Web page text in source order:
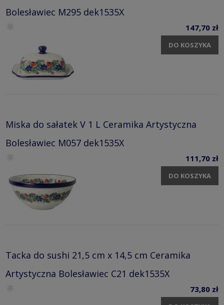
Bolesławiec M295 dek1535X
147,70 zł
DO KOSZYKA
Miska do sałatek V 1 L Ceramika Artystyczna
Bolesławiec M057 dek1535X
111,70 zł
DO KOSZYKA
Tacka do sushi 21,5 cm x 14,5 cm Ceramika
Artystyczna Bolesławiec C21 dek1535X
73,80 zł